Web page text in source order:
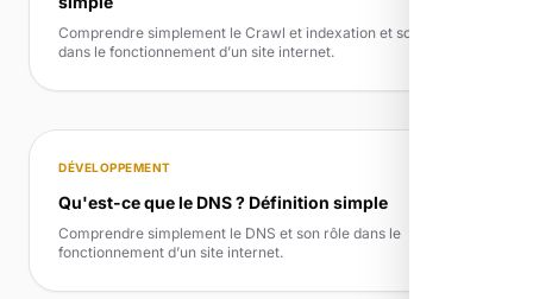
Comprendre simplement le Crawl et indexation et son rôle
dans le fonctionnement d’un site internet.
DÉVELOPPEMENT
Qu'est-ce que le DNS ? Définition simple
Comprendre simplement le DNS et son rôle dans le
fonctionnement d’un site internet.